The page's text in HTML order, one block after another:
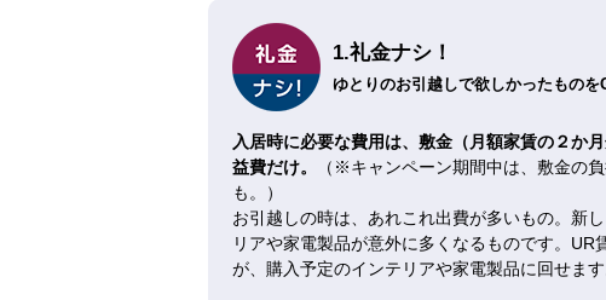
1.礼金ナシ！
ゆとりのお引越しで欲しかったものを
入居時に必要な費用は、敷金（月額家賃の２か
益費だけ。
（※キャンペーン期間中は、敷金の
も。）
お引越しの時は、あれこれ出費が多いもの。新
リアや家電製品が意外に多くなるものです。UR
が、購入予定のインテリアや家電製品に回せます